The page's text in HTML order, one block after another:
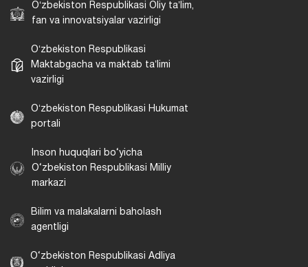
Oʻzbekiston Respublikasi Oliy taʼlim,
fan va innovatsiyalar vazirligi
Oʻzbekiston Respublikasi
Maktabgacha va maktab taʼlimi
vazirligi
Oʻzbekiston Respublikasi Hukumat
portali
Inson huquqlari bo‘yicha
O‘zbekiston Respublikasi Milliy
markazi
Bilim va malakalarni baholash
agentligi
O‘zbekiston Respublikasi Adliya